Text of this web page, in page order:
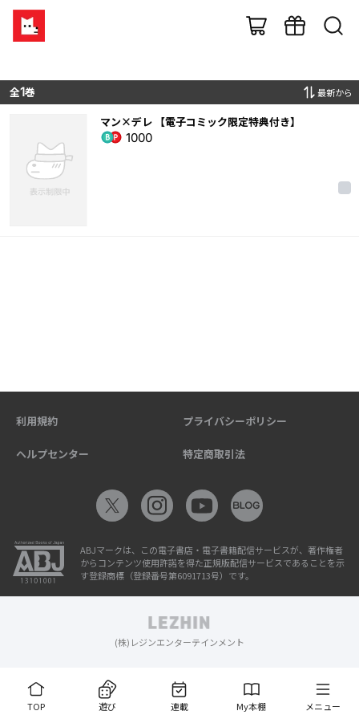
全1巻 最新から
マン×デレ 【電子コミック限定特典付き】
1000
TOP 遊び 連載 My本棚 メニュー
利用規約 プライバシーポリシー
ヘルプセンター 特定商取引法
ABJマークは、この電子書店・電子書籍配信サービスが、著作権者
からコンテンツ使用許諾を得た正規版配信サービスであることを示
す登録商標（登録番号第6091713号）です。
(株)レジンエンターテインメント